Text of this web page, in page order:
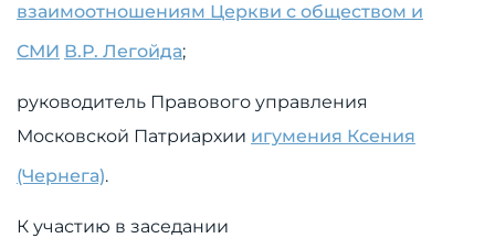
взаимоотношениям Церкви с обществом и
СМИ В.Р. Легойда;
руководитель Правового управления
Московской Патриархии игумения Ксения
(Чернега).
К участию в заседании